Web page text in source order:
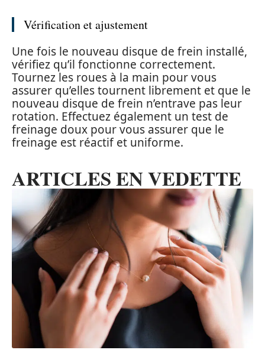
Vérification et ajustement
Une fois le nouveau disque de frein installé,
vérifiez qu’il fonctionne correctement.
Tournez les roues à la main pour vous
assurer qu’elles tournent librement et que le
nouveau disque de frein n’entrave pas leur
rotation. Effectuez également un test de
freinage doux pour vous assurer que le
freinage est réactif et uniforme.
ARTICLES EN VEDETTE